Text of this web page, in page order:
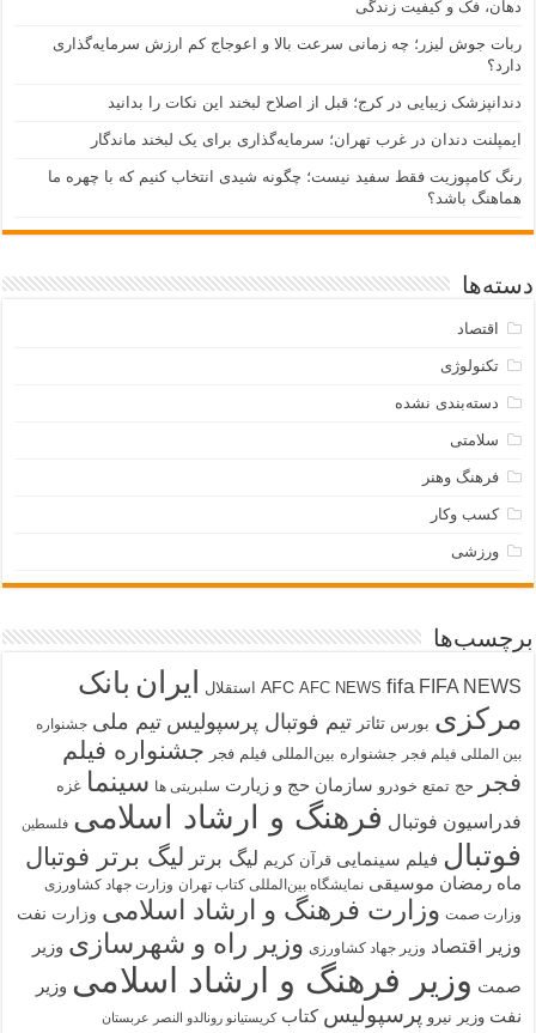
دهان، فک و کیفیت زندگی
ربات جوش لیزر؛ چه زمانی سرعت بالا و اعوجاج کم ارزش سرمایه‌گذاری
دارد؟
دندانپزشک زیبایی در کرج؛ قبل از اصلاح لبخند این نکات را بدانید
ایمپلنت دندان در غرب تهران؛ سرمایه‌گذاری برای یک لبخند ماندگار
رنگ کامپوزیت فقط سفید نیست؛ چگونه شیدی انتخاب کنیم که با چهره ما
هماهنگ باشد؟
دسته‌ها
اقتصاد
تکنولوژی
دسته‌بندی نشده
سلامتی
فرهنگ وهنر
کسب وکار
ورزشی
برچسب‌ها
AFC AFC NEWS fifa FIFA NEWS استقلال ایران بانک
مرکزی بورس تئاتر تیم فوتبال پرسپولیس تیم ملی جشنواره
بین المللی فیلم فجر جشنواره بین‌المللی فیلم فجر جشنواره فیلم
فجر
حج تمتع خودرو سازمان حج و زیارت سلبریتی ها سینما غزه
فدراسیون فوتبال فرهنگ و ارشاد اسلامی فلسطین
فوتبال فیلم سینمایی قرآن کریم لیگ برتر لیگ برتر فوتبال
ماه رمضان موسیقی نمایشگاه بین‌المللی کتاب تهران وزارت جهاد کشاورزی
وزارت صمت وزارت فرهنگ و ارشاد اسلامی وزارت نفت
وزیر اقتصاد وزیر جهاد کشاورزی وزیر راه و شهرسازی وزیر
صمت وزیر فرهنگ و ارشاد اسلامی وزیر
نفت وزیر نیرو پرسپولیس کتاب کریستیانو رونالدو النصر عربستان